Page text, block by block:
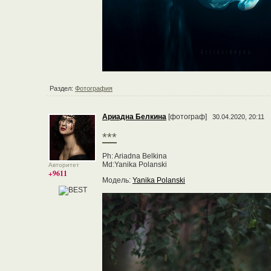
Раздел: Фотография
Авторитет
+9611
Ариадна Белкина [фотограф] 30.04.2020, 20:11
***
Ph: Ariadna Belkina
Md:Yanika Polanski
Модель: Yanika Polanski